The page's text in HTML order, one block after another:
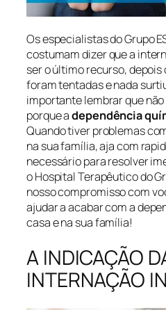
Os especialistas do Grupo
costumam dizer que a
ser o último recurso,
foram tentadas e nada
importante lembrar que
porque adependência
Quando tiver problemas
na sua família, aja com
necessário para resolver
o Hospital Terapêutico do
nosso compromisso com
ajudar a acabar com a
casa e na sua família!
A INDICAÇÃO
INTERNAÇÃO